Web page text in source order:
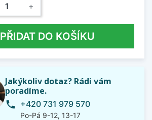
+
PŘIDAT DO KOŠÍKU
Jakýkoliv dotaz? Rádi vám
poradíme.
phone +420 731 979 570
Po-Pá 9-12, 13-17